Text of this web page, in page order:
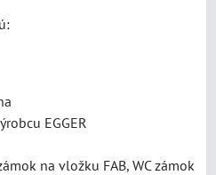
EGGER
na vložku FAB, WC zámok